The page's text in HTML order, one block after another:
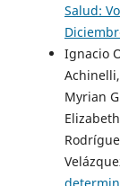
Salud:
Ignacio
Myrian